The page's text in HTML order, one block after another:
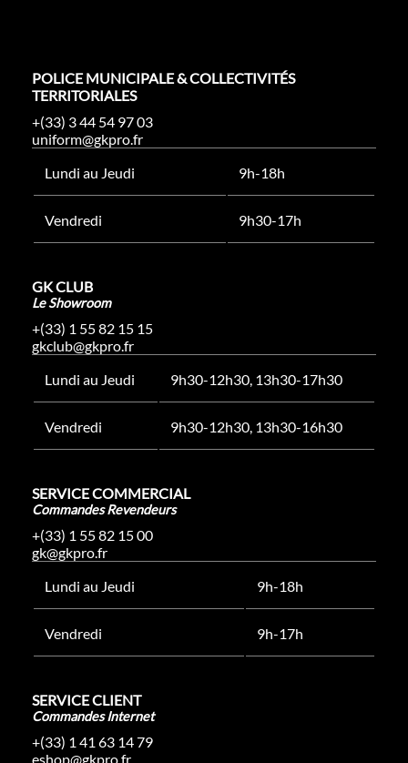
POLICE MUNICIPALE & COLLECTIVITÉS
TERRITORIALES
+(33) 3 44 54 97 03
uniform@gkpro.fr
Lundi au Jeudi
9h-18h
Vendredi 9h30-17h
GK CLUB
Le Showroom
+(33) 1 55 82 15 15
gkclub@gkpro.fr
Lundi au Jeudi
9h30-12h30, 13h30-17h30
Vendredi 9h30-12h30, 13h30-16h30
SERVICE COMMERCIAL
Commandes Revendeurs
+(33) 1 55 82 15 00
gk@gkpro.fr
Lundi au Jeudi
9h-18h
Vendredi 9h-17h
SERVICE CLIENT
Commandes Internet
+(33) 1 41 63 14 79
eshop@gkpro.fr